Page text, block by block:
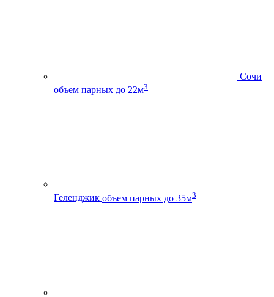
Сочи
объем парных до 22м3
Геленджик объем парных до 35м3